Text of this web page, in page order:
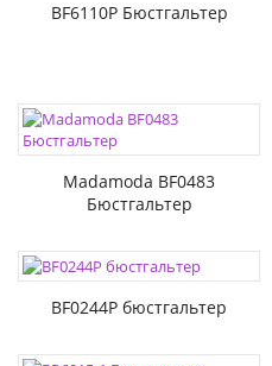
BF6110P Бюстгальтер
Madamoda BF0483
Бюстгальтер
BF0244P бюстгальтер